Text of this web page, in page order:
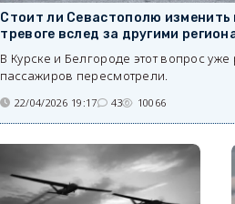
Стоит ли Севастополю
тревоге вслед за другими
В Курске и Белгороде этот вопрос
пассажиров пересмотрели.
22/04/2026 19:17 43 10066